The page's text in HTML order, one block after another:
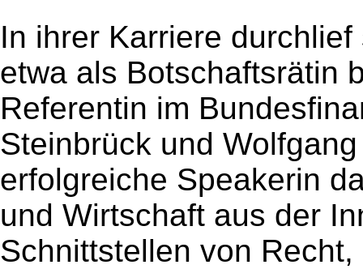
In ihrer Karriere
etwa als Botschaftsrätin
Referentin im
Steinbrück und
erfolgreiche Speakerin
und Wirtschaft aus der
Schnittstellen von